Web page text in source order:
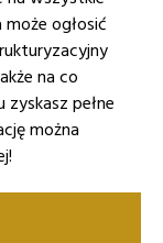
ogłosić
na co
pełne
można